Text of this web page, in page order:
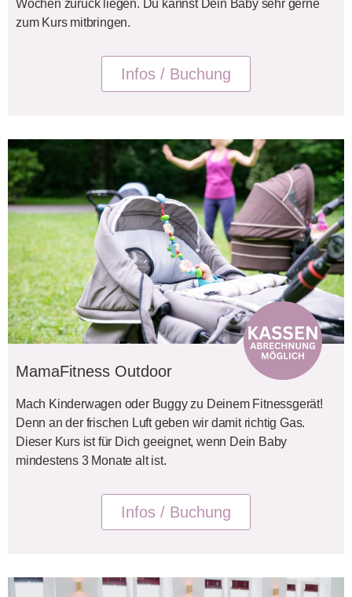
Wochen zurück liegen. Du kannst Dein Baby sehr gerne
zum Kurs mitbringen.
Infos / Buchung
MamaFitness Outdoor
Mach Kinderwagen oder Buggy zu Deinem Fitnessgerät!
Denn an der frischen Luft geben wir damit richtig Gas.
Dieser Kurs ist für Dich geeignet, wenn Dein Baby
mindestens 3 Monate alt ist.
Infos / Buchung